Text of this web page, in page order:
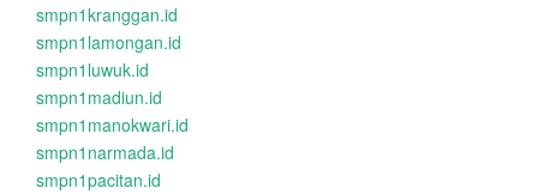
smpn1kranggan.id
smpn1lamongan.id
smpn1luwuk.id
smpn1madiun.id
smpn1manokwari.id
smpn1narmada.id
smpn1pacitan.id